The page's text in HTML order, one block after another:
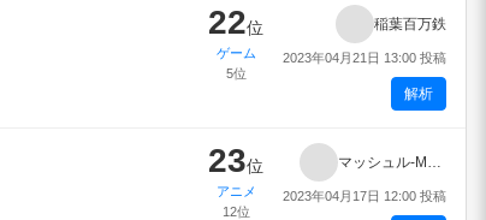
22位
ゲーム
5位
稲葉百万鉄
2023年04月21日 13:00 投稿
解析
23位
アニメ
12位
マッシュル-MASHLE-
2023年04月17日 12:00 投稿